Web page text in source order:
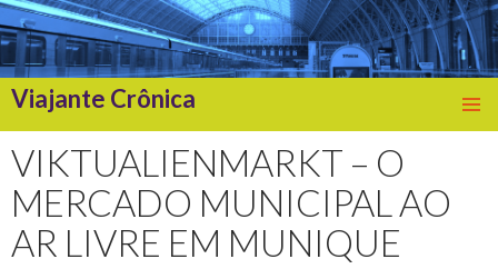
Viajante Crônica
TO
CONTENT
VIKTUALIENMARKT – O
MERCADO MUNICIPAL AO
AR LIVRE EM MUNIQUE